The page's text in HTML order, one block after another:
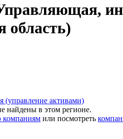
область)
(управление активами)
найдены в этом регионе.
компаниям или посмотреть